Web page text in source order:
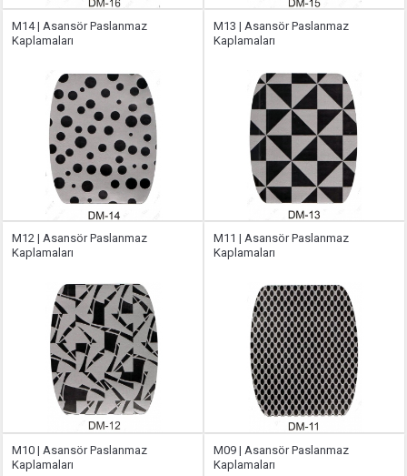
M14 | Asansör Paslanmaz
Kaplamaları
M13 | Asansör Paslanmaz
Kaplamaları
M12 | Asansör Paslanmaz
Kaplamaları
M11 | Asansör Paslanmaz
Kaplamaları
M10 | Asansör Paslanmaz
Kaplamaları
M09 | Asansör Paslanmaz
Kaplamaları